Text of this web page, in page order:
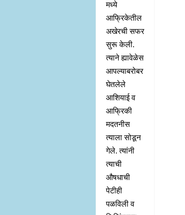
मध्ये
आफ्रिकेतील
अखेरची सफर
सुरू केली.
त्याने ह्यावेळेस
आपल्याबरोबर
घेतलेले
आशियाई व
आफ्रिकी
मदतनीस
त्याला सोडून
गेले. त्यांनी
त्याची
औषधाची
पेटीही
पळविली व